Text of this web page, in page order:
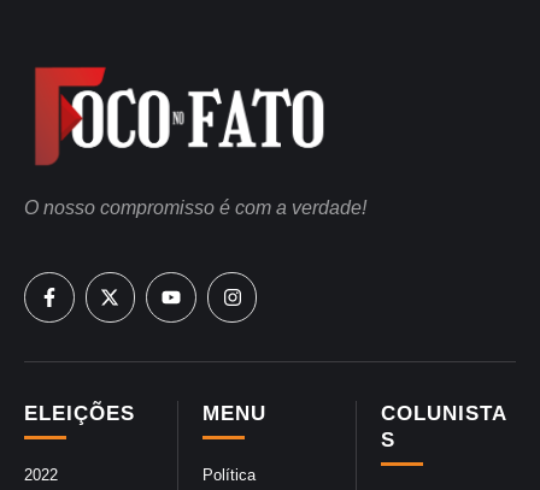
COLUNISTA
S
MENU
Política
ELEIÇÕES
2022
O nosso compromisso é com a verdade!